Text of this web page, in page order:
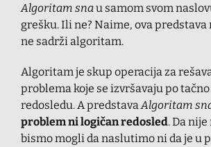
Algoritam snau samom svom
grešku. Ili ne? Naime, ova
ne sadrži algoritam.
Algoritam je skup operacija za
problema koje se izvršavaju po
redosledu. A predstava Algoritam
problem ni logičan redosled. Da
bismo mogli da naslutimo ni da je u